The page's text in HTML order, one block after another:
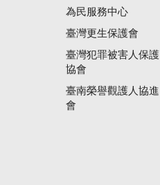
為民服務中心
臺灣更生保護會
臺灣犯罪被害人保護
協會
臺南榮譽觀護人協進
會